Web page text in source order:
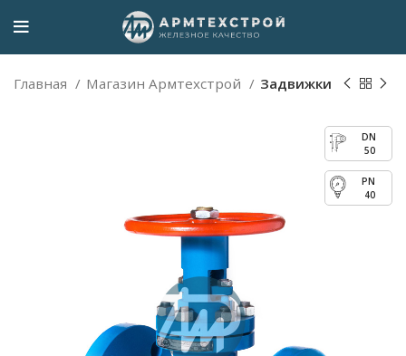
Главная Магазин Армтехстрой Задвижки
50
40